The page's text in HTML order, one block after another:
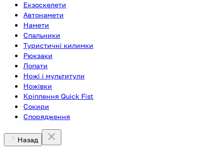
Екзоскелети
Автонамети
Намети
Спальники
Туристичні килимки
Рюкзаки
Лопати
Ножі і мультитули
Ножівки
Кріплення Quick Fist
Сокири
Спорядження
Назад